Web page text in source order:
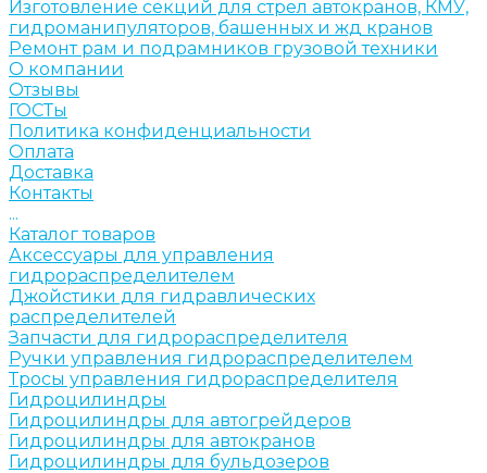
Изготовление секций для стрел автокранов, КМУ,
гидроманипуляторов, башенных и жд кранов
Ремонт рам и подрамников грузовой техники
О компании
Отзывы
ГОСТы
Политика конфиденциальности
Оплата
Доставка
Контакты
...
Каталог товаров
Аксессуары для управления
гидрораспределителем
Джойстики для гидравлических
распределителей
Запчасти для гидрораспределителя
Ручки управления гидрораспределителем
Тросы управления гидрораспределителя
Гидроцилиндры
Гидроцилиндры для автогрейдеров
Гидроцилиндры для автокранов
Гидроцилиндры для бульдозеров